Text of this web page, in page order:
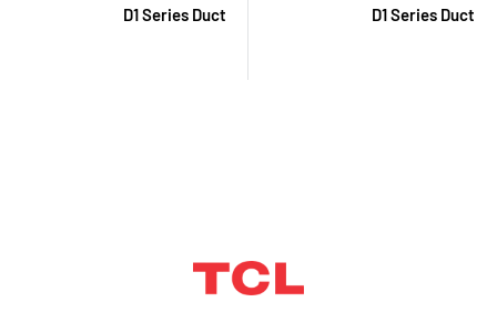
D1 Series Duct
D1 Series Duct